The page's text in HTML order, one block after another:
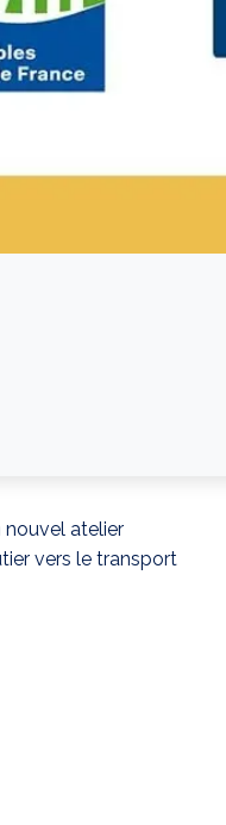
nouvel atelier
vers le transport